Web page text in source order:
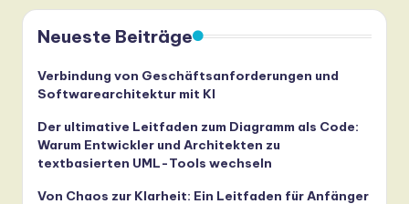
Neueste Beiträge
Verbindung von Geschäftsanforderungen und
Softwarearchitektur mit KI
Der ultimative Leitfaden zum Diagramm als Code:
Warum Entwickler und Architekten zu
textbasierten UML-Tools wechseln
Von Chaos zur Klarheit: Ein Leitfaden für Anfänger